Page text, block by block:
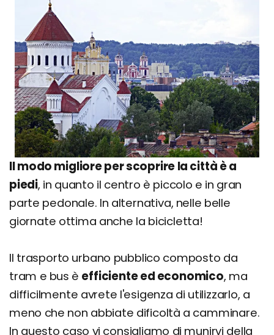
Il modo migliore per scoprire la città è a
piedi, in quanto il centro è piccolo e in gran
parte pedonale. In alternativa, nelle belle
giornate ottima anche la bicicletta!
Il trasporto urbano pubblico composto da
tram e bus è efficiente ed economico, ma
difficilmente avrete l'esigenza di utilizzarlo, a
meno che non abbiate dificoltà a camminare.
In questo caso vi consigliamo di munirvi della